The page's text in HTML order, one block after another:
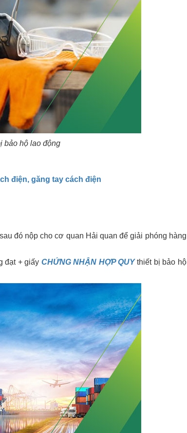
bảo hộ lao động
điện, găng tay cách điện
đó nộp cho cơ quan Hải quan để giải phóng hàng
đạt + giấy CHỨNG NHẬN HỢP QUY thiết bị bảo hộ